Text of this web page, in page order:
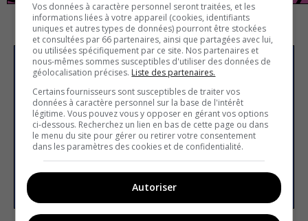
S’inscrire à la newsletter
E-mail
S’INSCRIRE
Vos données à caractère personnel seront traitées, et les
informations liées à votre appareil (cookies, identifiants
uniques et autres types de données) pourront être stockées
et consultées par 66 partenaires, ainsi que partagées avec lui,
ou utilisées spécifiquement par ce site. Nos partenaires et
nous-mêmes sommes susceptibles d'utiliser des données de
géolocalisation précises. Liste des partenaires.
Certains fournisseurs sont susceptibles de traiter vos
données à caractère personnel sur la base de l'intérêt
légitime. Vous pouvez vous y opposer en gérant vos options
ci-dessous. Recherchez un lien en bas de cette page ou dans
le menu du site pour gérer ou retirer votre consentement
dans les paramètres des cookies et de confidentialité.
Autoriser